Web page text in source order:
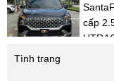
Tình trạng